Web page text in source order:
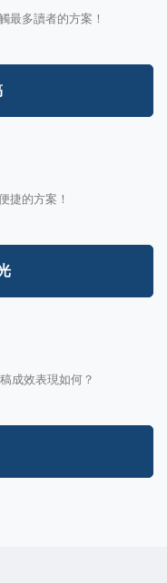
最多讀者的方案！
捷的方案！
成效表現如何？